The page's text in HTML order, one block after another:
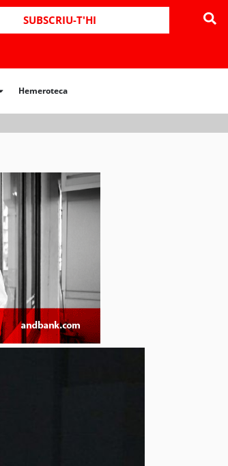
SUBSCRIU-T'HI
Hemeroteca
Hemeroteca